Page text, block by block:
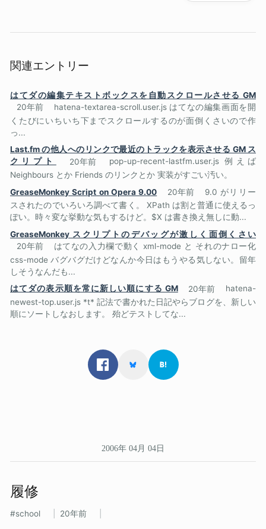
関連エントリー
はてダの編集テキストボックスを自動スクロールさせる GM
20年前
hatena-textarea-scroll.user.js はてなの編集画面を開
くたびにいちいち下までスクロールするのが面倒くさいので作
っ...
Last.fm の他人へのリンクで最近のトラックを表示させる GM ス
クリプト
20年前
pop-up-recent-lastfm.user.js 例えば
Neighbours とか Friends のリンクとか 実装がすごい汚い。
GreaseMonkey Script on Opera 9.00
20年前
9.0 がリリー
スされたのでいろいろ調べて書く。 XPath は割と普通に使えるっ
ぽい。時々変な挙動な気もするけど。$X は書き換え無しに動...
GreaseMonkey スクリプトのデバッグが激しく面倒くさい
20年前
はてなの入力欄で動く xml-mode と それのナロー化
css-mode バグバグだけどなんか今日はもうやる気しない。留年
しそうなんだも...
はてダの表示順を常に新しい順にする GM
20年前
hatena-
newest-top.user.js *t* 記法で書かれた日記やらブログを、新しい
順にソートしなおします。 殆どテストしてな...
2006年 04月 04日
履修
school 20年前